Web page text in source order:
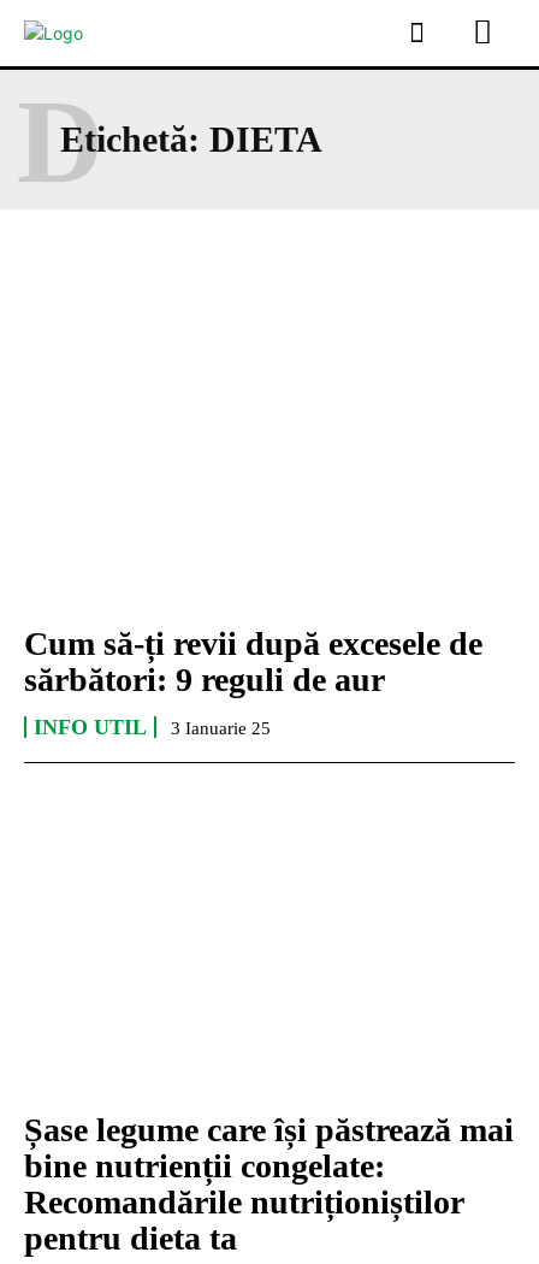
Etichetă: DIETA
D
Cum să-ți revii după excesele de
sărbători: 9 reguli de aur
INFO UTIL 3 Ianuarie 25
Șase legume care își păstrează mai
bine nutrienții congelate:
Recomandările nutriționiștilor
pentru dieta ta